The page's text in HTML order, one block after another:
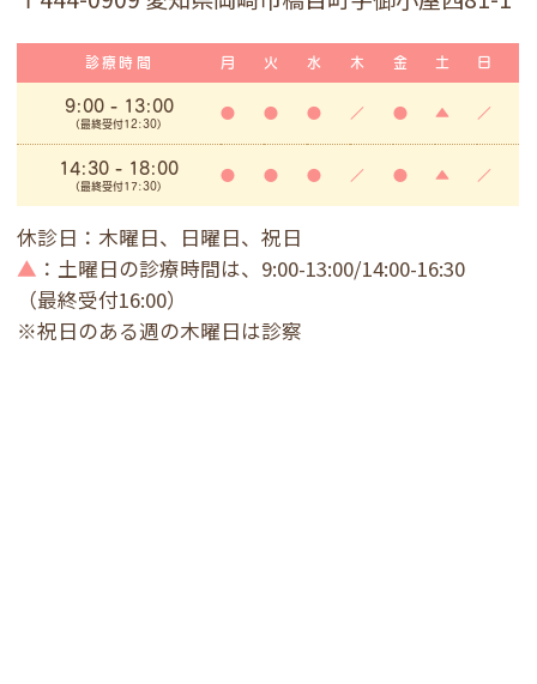
診療時間 月 火 水 木 金 土 日
9:00- 13:00
(最終受付12:30)
● ● ● ／ ● ▲ ／
14:30 - 18:00
(最終受付17:30)
● ● ● ／ ● ▲ ／
休診日：木曜日、日曜日、祝日
▲ ：土曜日の診療時間は、9:00-13:00/14:00-16:30
（最終受付16:00）
※祝日のある週の木曜日は診察